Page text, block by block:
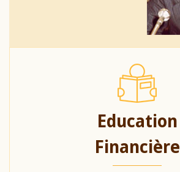
Education
Financière